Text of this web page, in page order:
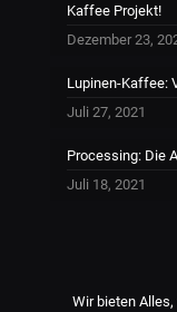
Kaffee Projekt!
Dezember 23,
Lupinen-Kaffee:
Juli 27, 2021
Processing: Die
Juli 18, 2021
Wir bieten